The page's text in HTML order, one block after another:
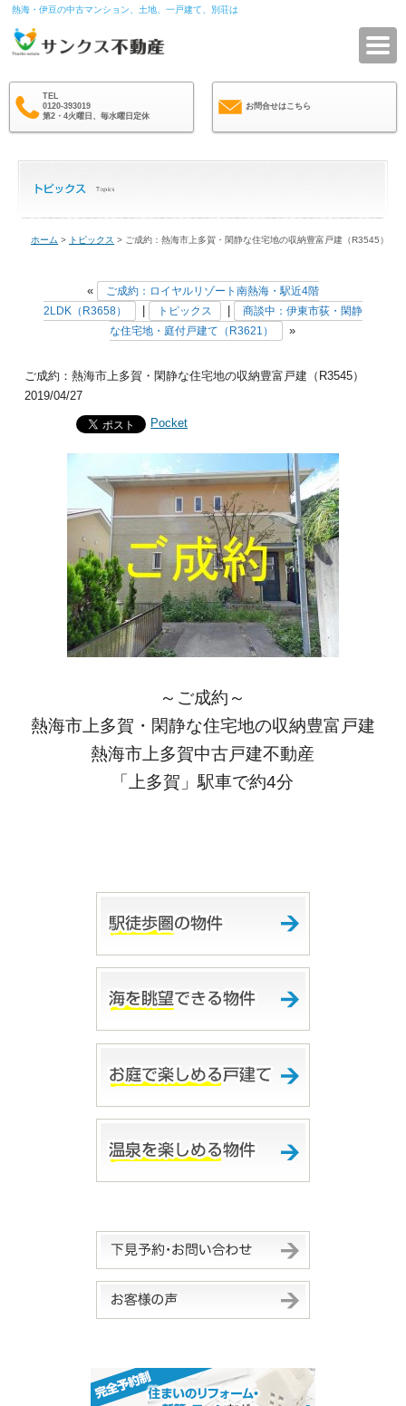
熱海・伊豆の中古マンション、土地、一戸建て、別荘は
TEL
0120-393019
第2・4火曜日、毎水曜日定休
お問合せはこちら
ホーム > トピックス > ご成約：熱海市上多賀・閑静な住宅地の収納豊富戸建（R3545）
«
ご成約：ロイヤルリゾート南熱海・駅近4階
2LDK（R3658）
トピックス
商談中：伊東市荻・閑静
な住宅地・庭付戸建て（R3621）
»
ご成約：熱海市上多賀・閑静な住宅地の収納豊富戸建（R3545）
2019/04/27
Pocket
～ご成約～
熱海市上多賀・閑静な住宅地の収納豊富戸建
熱海市上多賀中古戸建不動産
「上多賀」駅車で約4分